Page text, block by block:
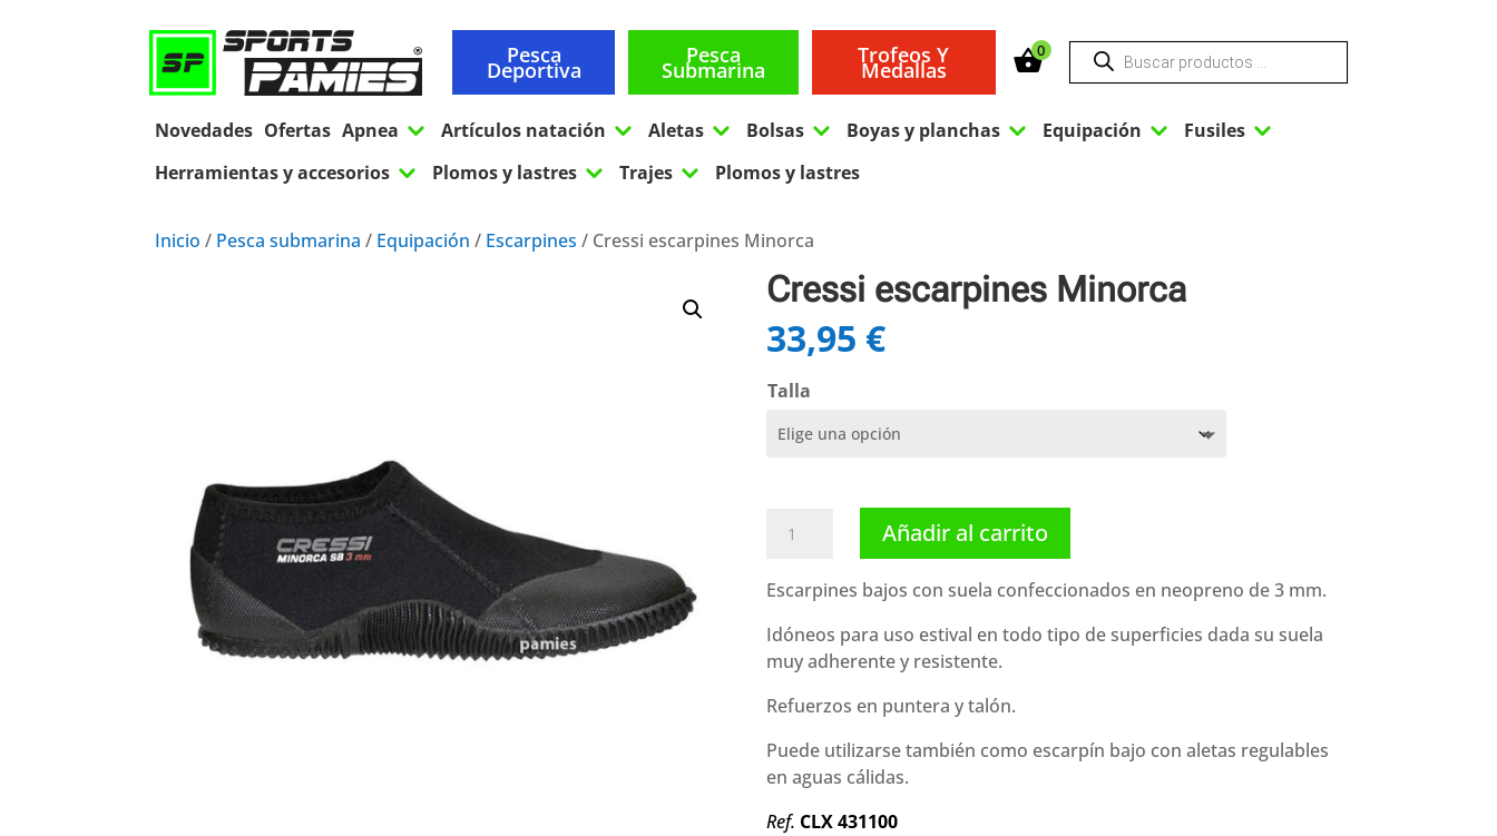
Pesca
Deportiva
Pesca
Submarina
Trofeos Y
Medallas
0 Búsqueda
productos
Novedades Ofertas Apnea 3 Artículos natación 3 Aletas 3 Bolsas 3 Boyas y planchas 3 Equipación 3 Fusiles 3
Herramientas y accesorios 3 Plomos y lastres 3 Trajes 3 Plomos y lastres
Inicio / Pesca submarina / Equipación / Escarpines / Cressi escarpines Minorca
Cressi escarpines Minorca
33,95 €
Talla
escarpines
cantidad
Añadir al carrito
Escarpines bajos con suela confeccionados en neopreno de 3 mm.
Idóneos para uso estival en todo tipo de superficies dada su suela
muy adherente y resistente.
Refuerzos en puntera y talón.
Puede utilizarse también como escarpín bajo con aletas regulables
en aguas cálidas.
Ref. CLX 431100